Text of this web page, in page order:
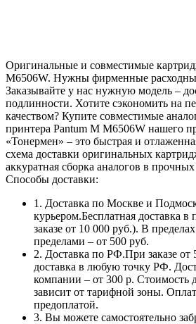
Оригинальные и совместимые
M6506W. Нужны фирменные
Заказывайте у нас нужную модель –
подлинности. Хотите сэкономить на
качеством? Купите совместимые
принтера Pantum M M6506W нашего
«Тонермен» – это быстрая и
схема доставки оригинальных
аккуратная сборка аналогов в
Способы доставки:
1. Доставка по Москве и
курьером.Бесплатная доставка
заказе от 10 000 руб.). В
пределами – от 500 руб.
2. Доставка по РФ.При заказе от
доставка в любую точку РФ.
компании – от 300 р. Стоимость
зависит от тарифной зоны.
предоплатой.
3. Вы можете самостоятельно